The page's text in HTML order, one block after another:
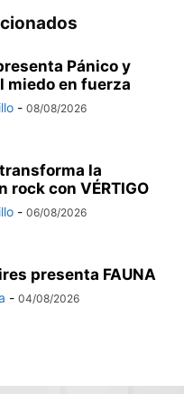
Pánico y
miedo en fuerza
- 08/08/2026
la
rock con VÉRTIGO
- 06/08/2026
presenta FAUNA
- 04/08/2026